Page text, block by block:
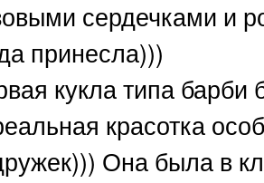
сердечками и
принесла)))
кукла типа
красотка
Она была в